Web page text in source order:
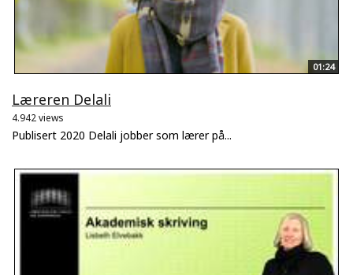
01:24
Læreren Delali
4.942 views
Publisert 2020 Delali jobber som lærer på...